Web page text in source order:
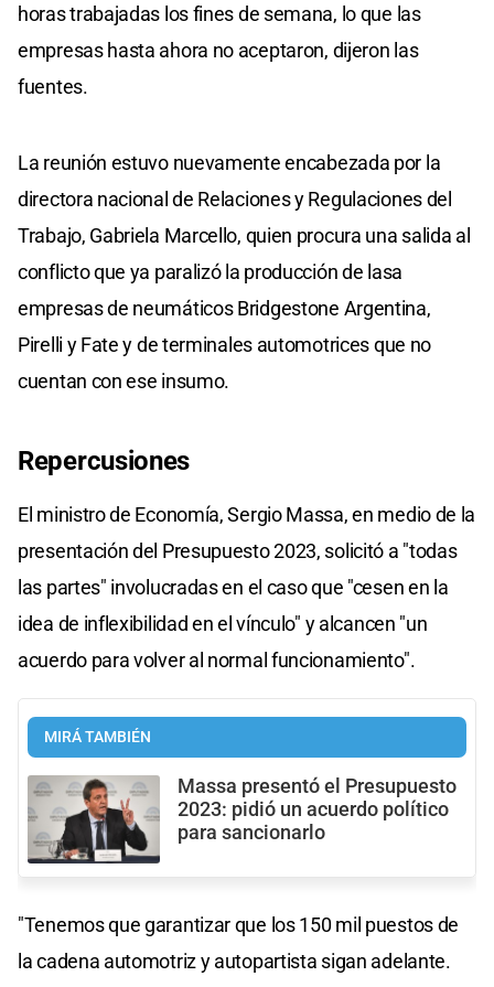
horas trabajadas los fines de semana, lo que las
empresas hasta ahora no aceptaron, dijeron las
fuentes.
La reunión estuvo nuevamente encabezada por la
directora nacional de Relaciones y Regulaciones del
Trabajo, Gabriela Marcello, quien procura una salida al
conflicto que ya paralizó la producción de lasa
empresas de neumáticos Bridgestone Argentina,
Pirelli y Fate y de terminales automotrices que no
cuentan con ese insumo.
Repercusiones
El ministro de Economía, Sergio Massa, en medio de la
presentación del Presupuesto 2023, solicitó a "todas
las partes" involucradas en el caso que "cesen en la
idea de inflexibilidad en el vínculo" y alcancen "un
acuerdo para volver al normal funcionamiento".
MIRÁ TAMBIÉN
Massa presentó el Presupuesto
2023: pidió un acuerdo político
para sancionarlo
"Tenemos que garantizar que los 150 mil puestos de
la cadena automotriz y autopartista sigan adelante.